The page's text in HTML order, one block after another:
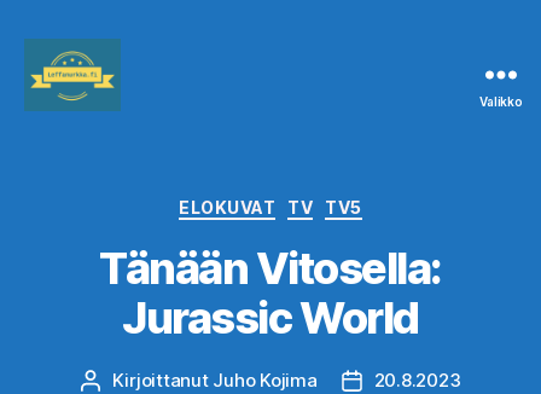
Valikko
Kategoriat
ELOKUVAT TV TV5
Tänään Vitosella:
Jurassic World
Kirjoittaja
Kirjoittanut Juho Kojima Julkaisupäivämäärä
20.8.2023